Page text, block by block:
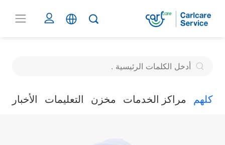
كلهم مراكز الخدمات مخزن التعليمات الأخبار